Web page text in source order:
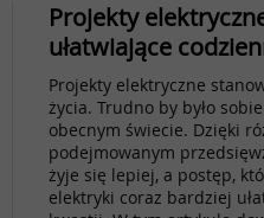
Projekty
ułatwiające
Projekty elektryczne
życia. Trudno by było
obecnym świecie. Dzięki
podejmowanym
żyje się lepiej, a postęp,
elektryki coraz bardziej